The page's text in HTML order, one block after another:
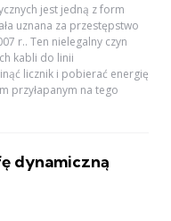
jest jedną z form
uznana za przestępstwo
r.. Ten nielegalny czyn
kabli do linii
licznik i pobierać energię
przyłapanym na tego
dynamiczną